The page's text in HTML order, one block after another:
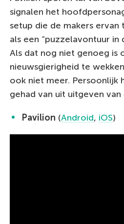
signalen het
setup die de makers
als een “puzzelavontuur in
Als dat nog niet genoeg is
nieuwsgierigheid te
ook niet meer. Persoonlijk
gehad van uit uitgeven
Pavilion (Android, iOS)